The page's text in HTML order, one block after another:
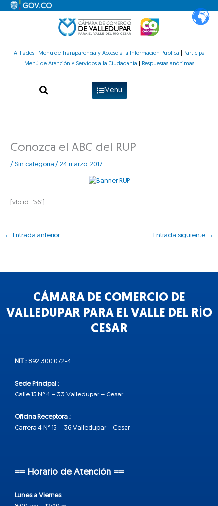
Afiliados| Menú de Transparencia y Acceso a la Información Pública
Participa
Menú de Atención y Servicios a la Ciudadanía
Respuestas anónimas
Menú
Conozca el ABC del RUP
/Sin categoría /24 marzo, 2017
[vfb id=’56’]
← Entrada anterior Entrada siguiente →
CÁMARA DE COMERCIO DE
VALLEDUPAR PARA EL VALLE DEL RÍO
CESAR
NIT : 892.300.072-4
Sede Principal :
Calle 15 N° 4 – 33 Valledupar – Cesar
Oficina Receptora :
Carrera 4 N° 15 – 36 Valledupar – Cesar
== Horario de Atención ==
Lunes a Viernes